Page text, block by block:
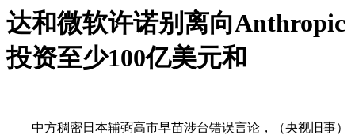
达和微软许诺别离向Anthropic
投资至少100亿美元和
中方稠密日本辅弼高市早苗涉台错误言论，（央视旧事）